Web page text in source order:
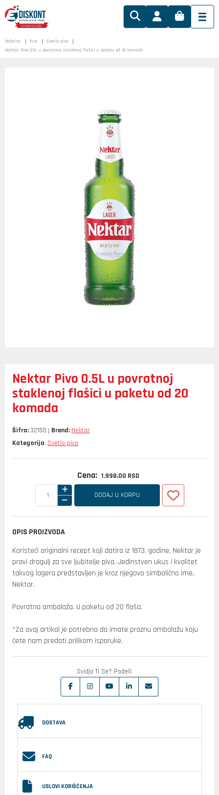
Početna Pivo
Svetlo pivo
Nektar Pivo 0.5L u povratnoj staklenoj flašici u paketu od 20 komada
Nektar Pivo 0.5L u povratnoj
staklenoj flašici u paketu od 20
komada
Šifra: 32150 Brend: Nektar
Kategorija: Svetlo pivo
Cena: 1.998,00 RSD
DODAJ U KORPU
OPIS PROIZVODA
Koristeći originalni recept koji datira iz 1873. godine, Nektar je
pravi dragulj za sve ljubitelje piva. Jedinstven ukus i kvalitet
takvog lagera predstavljen je kroz njegovo simbolično ime,
Nektar.
Povratna ambalaža. U paketu od 20 flaša.
*Za ovaj artikal je potrebno da imate praznu ambalažu koju
ćete nam predati prilikom isporuke.
Svidja Ti Se? Podeli:
DOSTAVA
FAQ
USLOVI KORIŠĆENJA